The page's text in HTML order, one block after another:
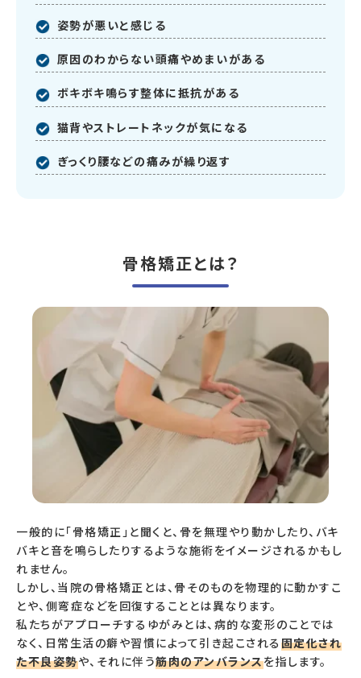
姿勢が悪いと感じる
原因のわからない頭痛やめまいがある
ボキボキ鳴らす整体に抵抗がある
猫背やストレートネックが気になる
ぎっくり腰などの痛みが繰り返す
骨格矯正とは？
一般的に「骨格矯正」と聞くと、骨を無理やり動かしたり、バキ
バキと音を鳴らしたりするような施術をイメージされるかもし
れません。
しかし、当院の骨格矯正とは、骨そのものを物理的に動かすこ
とや、側弯症などを回復することとは異なります。
私たちがアプローチするゆがみとは、病的な変形のことでは
なく、日常生活の癖や習慣によって引き起こされる 固定化され
た不良姿勢や、それに伴う筋肉のアンバランスを指します。